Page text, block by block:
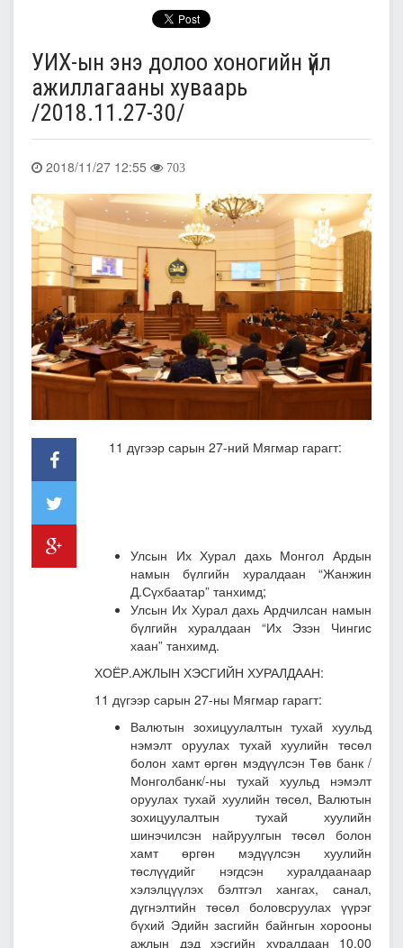
УИХ-ын энэ долоо хоногийн үйл
ажиллагааны хуваарь
/2018.11.27-30/
2018/11/27 12:55 703
11 дүгээр сарын 27-ний Мягмар гарагт:
Улсын Их Хурал дахь Монгол Ардын
намын бүлгийн хуралдаан “Жанжин
Д.Сүхбаатар” танхимд;
Улсын Их Хурал дахь Ардчилсан намын
бүлгийн хуралдаан “Их Эзэн Чингис
хаан” танхимд.
ХОЁР.АЖЛЫН ХЭСГИЙН ХУРАЛДААН:
11 дүгээр сарын 27-ны Мягмар гарагт:
Валютын зохицуулалтын тухай хуульд
нэмэлт оруулах тухай хуулийн төсөл
болон хамт өргөн мэдүүлсэн Төв банк /
Монголбанк/-ны тухай хуульд нэмэлт
оруулах тухай хуулийн төсөл, Валютын
зохицуулалтын тухай хуулийн
шинэчилсэн найруулгын төсөл болон
хамт өргөн мэдүүлсэн хуулийн
төслүүдийг нэгдсэн хуралдаанаар
хэлэлцүүлэх бэлтгэл хангах, санал,
дүгнэлтийн төсөл боловсруулах үүрэг
бүхий Эдийн засгийн байнгын хорооны
ажлын дэд хэсгийн хуралдаан 10.00